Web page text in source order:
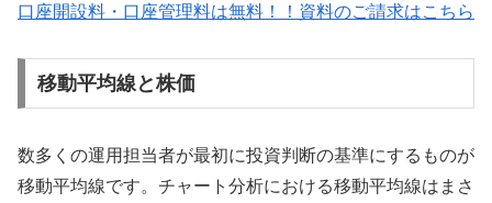
口座開設料・口座管理料は無料！！資料のご請求はこちら
移動平均線と株価
数多くの運用担当者が最初に投資判断の基準にするものが
移動平均線です。チャート分析における移動平均線はまさ